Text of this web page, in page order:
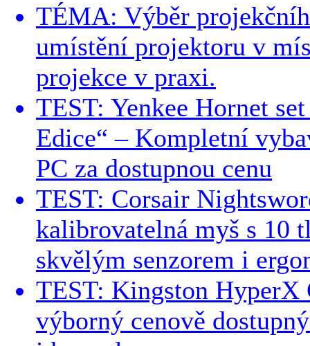
TÉMA: Výběr
umístění projektoru v
projekce v praxi.
TEST: Yenkee Hornet
Edice“ – Kompletní
PC za dostupnou cenu
TEST: Corsair
kalibrovatelná myš s 10
skvělým senzorem i
TEST: Kingston HyperX
výborný cenově